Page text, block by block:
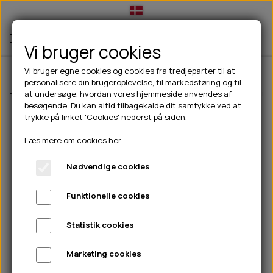
TIL HUND
💧FODER- VANDSKÅLE
CHICOPEE
GODBIDSTASKE
HALSBÅND
🦴 GODBIDDER & SNACKS
🍖 SMAGSVARIANTER
🎾 LEGETØJ
TÆNDER, ØRE, ØJE, POTER & NÆSE
🐾 UDSTYR & KOMFORT
TIL HUNDEEJER
DRIKKEFLASKER/TERMOFLASKER
HUER OG VANTER
PINEWOOD SALES
TIL KAT
TILBUD
NYHEDER
ABONNEMENT
Forside Til hunde Sommerting til hunde CoolPets Splash Water
Vi bruger cookies
Vi bruger egne cookies og cookies fra tredjeparter til at
personalisere din brugeroplevelse, til markedsføring og til
at undersøge, hvordan vores hjemmeside anvendes af
besøgende. Du kan altid tilbagekalde dit samtykke ved at
trykke på linket 'Cookies' nederst på siden.
Læs mere om cookies her
Nødvendige cookies
Funktionelle cookies
Statistik cookies
Marketing cookies